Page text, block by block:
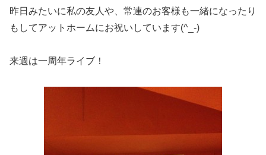
昨日みたいに私の友人や、常連のお客様も一緒になったり
もしてアットホームにお祝いしています(^_-)
来週は一周年ライブ！